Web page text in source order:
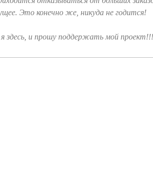
Это конечно же, никуда не годится!
здесь, и прошу поддержать мой проект!!!